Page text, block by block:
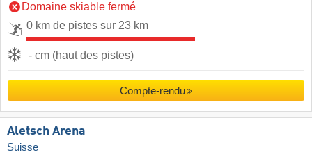
Domaine skiable fermé
0 km de pistes sur 23 km
- cm (haut des pistes)
Compte-rendu
Aletsch Arena
Suisse